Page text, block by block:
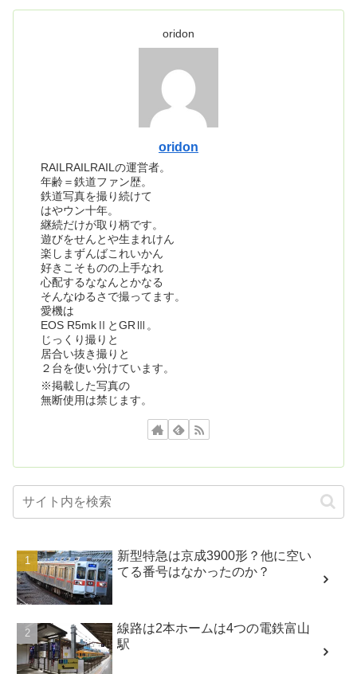
oridon
oridon
RAILRAILRAILの運営者。
年齢＝鉄道ファン歴。
鉄道写真を撮り続けて
はやウン十年。
継続だけが取り柄です。
遊びをせんとや生まれけん
楽しまずんばこれいかん
好きこそものの上手なれ
心配するななんとかなる
そんなゆるさで撮ってます。
愛機は
EOS R5mkⅡとGRⅢ。
じっくり撮りと
居合い抜き撮りと
２台を使い分けています。
※掲載した写真の
無断使用は禁じます。
新型特急は京成3900形？他に空い
てる番号はなかったのか？
線路は2本ホームは4つの電鉄富山
駅